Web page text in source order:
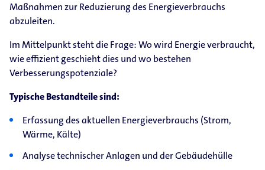
Maßnahmen zur Reduzierung des Energieverbrauchs
abzuleiten.
Im Mittelpunkt steht die Frage: Wo wird Energie verbraucht,
wie effizient geschieht dies und wo bestehen
Verbesserungspotenziale?
Typische Bestandteile sind:
Erfassung des aktuellen Energieverbrauchs (Strom,
Wärme, Kälte)
Analyse technischer Anlagen und der Gebäudehülle